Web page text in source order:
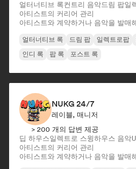
얼터너티브 록컨트리 음악드림 팝일
아티스트의 커리어 관리
아티스트와 계약하거나 음악을 발매
얼터너티브 록 드림 팝 일렉트로팝
인디 록
팝 록 포스트 록
NUKG 24/7
레이블, 매니저
> 200 개의 답변 제공
딥 하우스일렉트로 스윙하우스 음악
아티스트의 커리어 관리
아티스트와 계약하거나 음악을 발매